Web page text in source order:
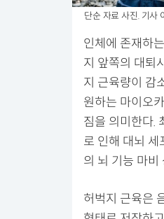
단순 자료 사진. 기사
인체에 존재하
지 앞쪽의 대퇴
지 근육량이 감
원하는 마이오
짐을 의미한다.
로 인해 대뇌
의 뇌 기능 마비
허벅지 근육은